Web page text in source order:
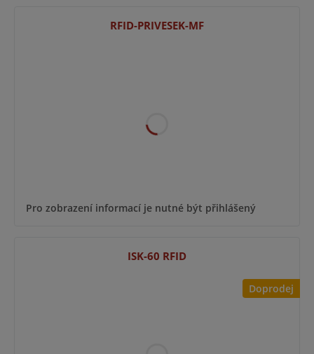
RFID-PRIVESEK-MF
Pro zobrazení informací je nutné být přihlášený
Doprodej
ISK-60 RFID